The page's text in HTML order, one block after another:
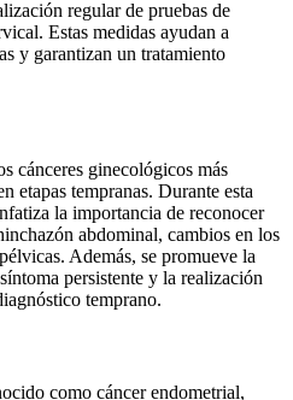
regular de pruebas de
Estas medidas ayudan a
y garantizan un tratamiento
cánceres ginecológicos más
etapas tempranas. Durante esta
la importancia de reconocer
abdominal, cambios en los
Además, se promueve la
persistente y la realización
temprano.
como cáncer endometrial,